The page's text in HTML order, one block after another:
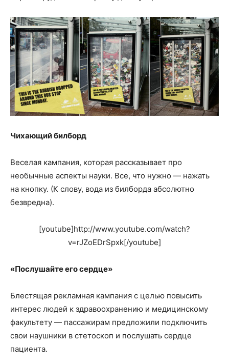
Чихающий билборд
Веселая кампания, которая рассказывает про
необычные аспекты науки. Все, что нужно — нажать
на кнопку. (К слову, вода из билборда абсолютно
безвредна).
[youtube]http://www.youtube.com/watch?
v=rJZoEDrSpxk[/youtube]
«Послушайте его сердце»
Блестящая рекламная кампания с целью повысить
интерес людей к здравоохранению и медицинскому
факультету — пассажирам предложили подключить
свои наушники в стетоскоп и послушать сердце
пациента.